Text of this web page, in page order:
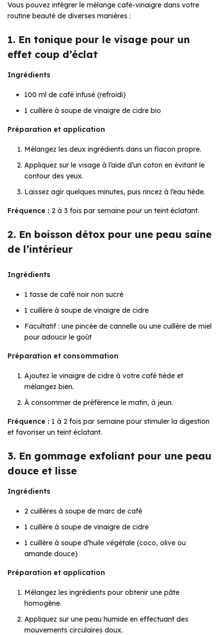
Vous pouvez intégrer le mélange café-vinaigre dans votre
routine beauté de diverses manières :
1. En tonique pour le visage pour un
effet coup d’éclat
Ingrédients
100 ml de café infusé (refroidi)
1 cuillère à soupe de vinaigre de cidre bio
Préparation et application
Mélangez les deux ingrédients dans un flacon propre.
Appliquez sur le visage à l’aide d’un coton en évitant le
contour des yeux.
Laissez agir quelques minutes, puis rincez à l’eau tiède.
Fréquence : 2 à 3 fois par semaine pour un teint éclatant.
2. En boisson détox pour une peau saine
de l’intérieur
Ingrédients
1 tasse de café noir non sucré
1 cuillère à soupe de vinaigre de cidre
Facultatif : une pincée de cannelle ou une cuillère de miel
pour adoucir le goût
Préparation et consommation
Ajoutez le vinaigre de cidre à votre café tiède et
mélangez bien.
À consommer de préférence le matin, à jeun.
Fréquence : 1 à 2 fois par semaine pour stimuler la digestion
et favoriser un teint éclatant.
3. En gommage exfoliant pour une peau
douce et lisse
Ingrédients
2 cuillères à soupe de marc de café
1 cuillère à soupe de vinaigre de cidre
1 cuillère à soupe d’huile végétale (coco, olive ou
amande douce)
Préparation et application
Mélangez les ingrédients pour obtenir une pâte
homogène.
Appliquez sur une peau humide en effectuant des
mouvements circulaires doux.